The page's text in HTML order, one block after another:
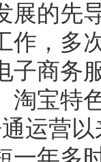
展的先
作，多
子商务
淘宝特
运营